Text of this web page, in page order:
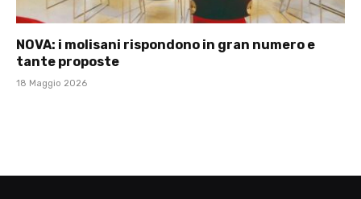
NOVA: i molisani rispondono in gran numero e
tante proposte
18 Maggio 2026